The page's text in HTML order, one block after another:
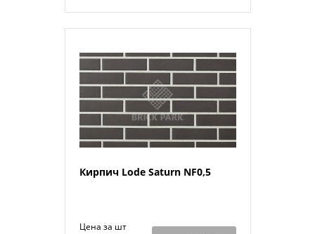
Кирпич Lode Saturn NF0,5
Цена за шт